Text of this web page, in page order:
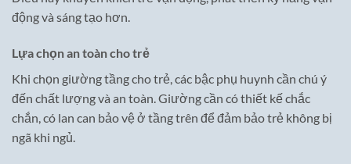
động và sáng tạo hơn.
Lựa chọn an toàn cho trẻ
Khi chọn giường tầng cho trẻ, các bậc phụ huynh cần chú ý
đến chất lượng và an toàn. Giường cần có thiết kế chắc
chắn, có lan can bảo vệ ở tầng trên để đảm bảo trẻ không bị
ngã khi ngủ.